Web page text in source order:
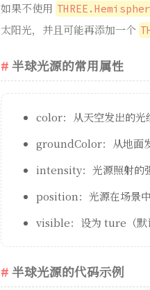
如果不使用
太阳光，并且可能再添加一个
半球光源的常用属性
color：从天空发出的光
groundColor：从地面
intensity：光源照射的
position：光源在场景
visible：设为 ture（默
半球光源的代码示例